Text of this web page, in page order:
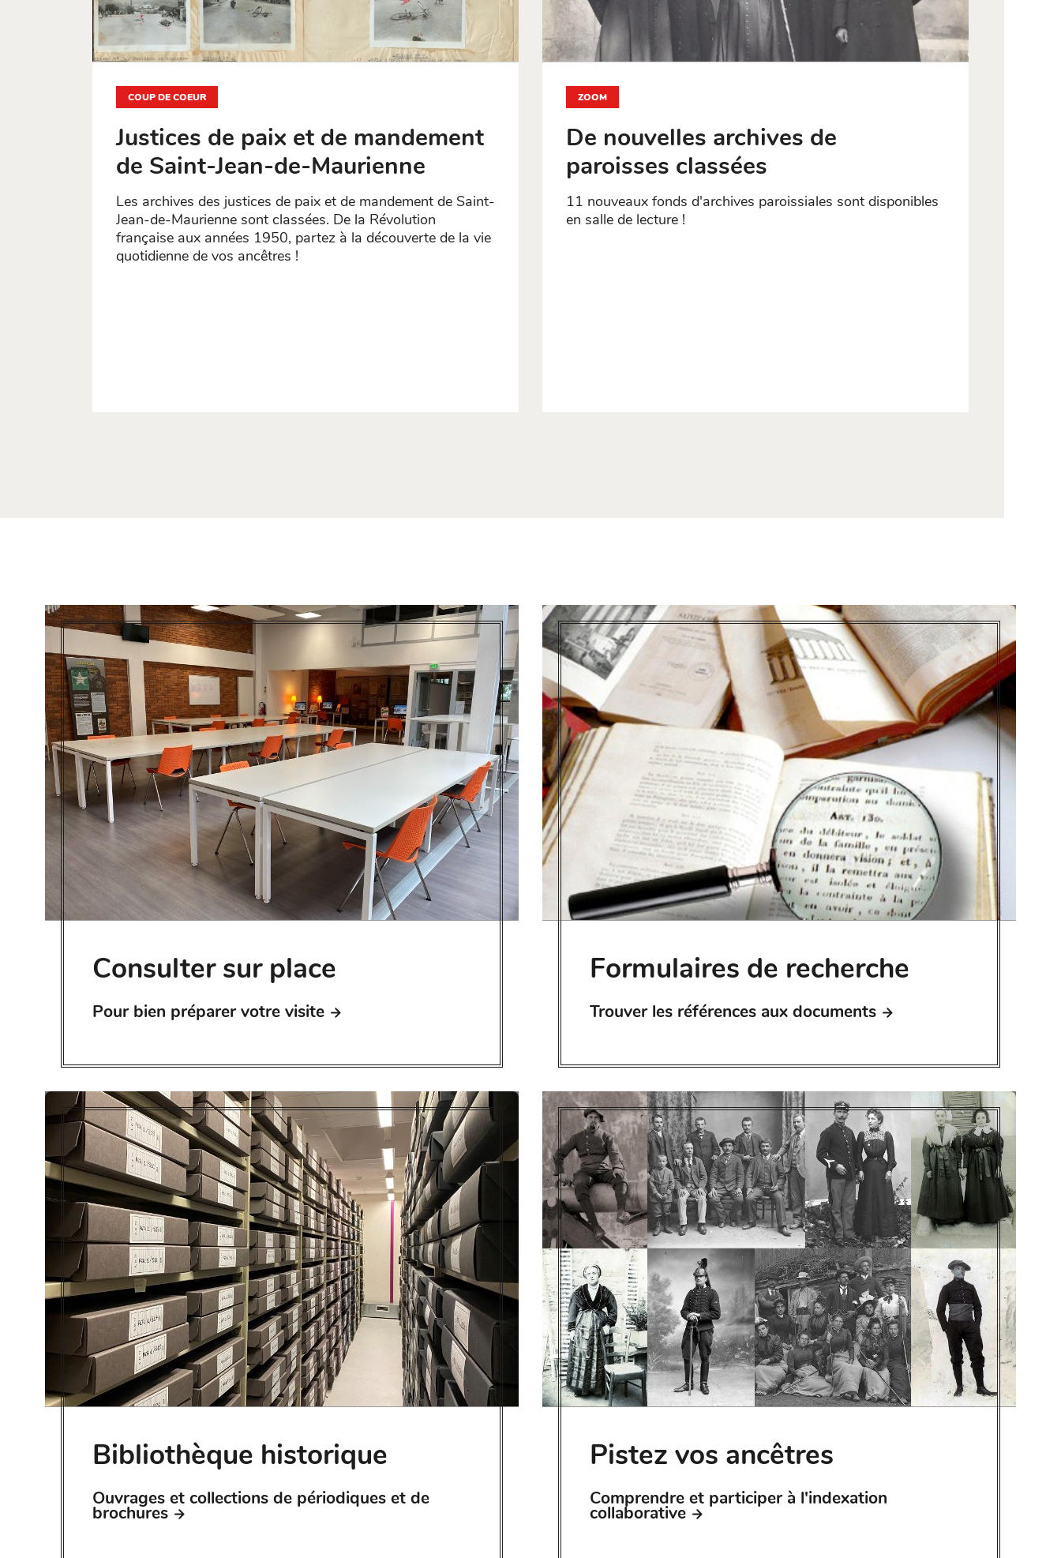
COUP DE COEUR
Justices de paix et de mandement
de Saint-Jean-de-Maurienne
Les archives des justices de paix et de mandement de Saint-
Jean-de-Maurienne sont classées. De la Révolution
française aux années 1950, partez à la découverte de la vie
quotidienne de vos ancêtres !
ZOOM
De nouvelles archives de
paroisses classées
11 nouveaux fonds d'archives paroissiales sont disponibles
en salle de lecture !
Consulter sur place
Pour bien préparer votre visite
Formulaires de recherche
Trouver les références aux documents
Bibliothèque historique
Ouvrages et collections de périodiques et de
brochures
Pistez vos ancêtres
Comprendre et participer à l'indexation
collaborative